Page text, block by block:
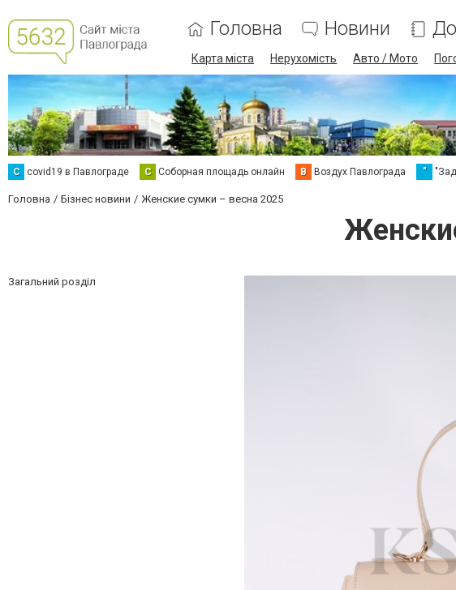
Головна Новини
Карта міста Нерухомість Авто / Мото
C covid19 в Павлограде С Соборная площадь онлайн В Воздух Павлограда "
Головна Бізнес новини Женские сумки – весна 2025
Загальний розділ